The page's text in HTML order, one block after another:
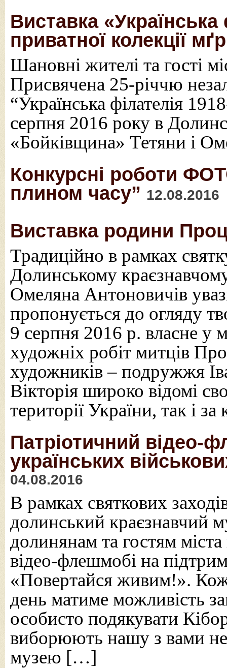
Виставка «Українська
приватної колекції
Шановні жителі та гості
Присвячена 25-річчю
“Українська філателія
серпня 2016 року в
«Бойківщина» Тетяни і
Конкурсні роботи
плином часу” 12.08.2016
Виставка родини
Традиційно в рамках
Долинському
Омеляна Антоновичів
пропонується до огляду
9 серпня 2016 р. власне у
художніх робіт митців
художників – подружжя
Вікторія широко відомі
території України, так і
Патріотичний відео-
українських
04.08.2016
В рамках святкових
долинський краєзнавчий
долинянам та гостям
відео-флешмобі на
«Повертайся живим!».
день матиме можливість
особисто подякувати
виборюють нашу з вами
музею […]